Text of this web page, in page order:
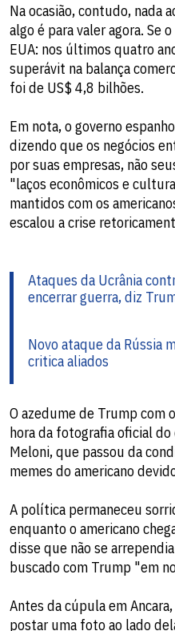
Na ocasião, contudo, nada
algo é para valer agora. Se
EUA: nos últimos quatro
superávit na balança
foi de US$ 4,8 bilhões.
Em nota, o governo
dizendo que os negócios
por suas empresas, não
"laços econômicos e
mantidos com os
escalou a crise
Ataques da Ucrânia
encerrar guerra, diz
Novo ataque da Rússia
critica aliados
O azedume de Trump com
hora da fotografia oficial
Meloni, que passou da
memes do americano
A política permaneceu
enquanto o americano
disse que não se
buscado com Trump "em
Antes da cúpula em
postar uma foto ao lado